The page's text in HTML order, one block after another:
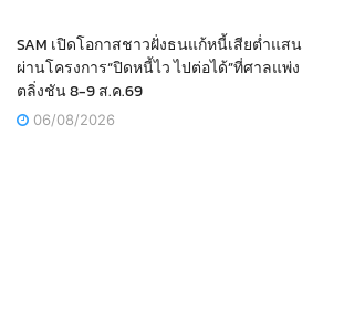
SAM เปิดโอกาสชาวฝั่งธนแก้หนี้เสียต่ำแสน
ผ่านโครงการ“ปิดหนี้ไว ไปต่อได้”ที่ศาลแพ่ง
ตลิ่งชัน 8-9 ส.ค.69
06/08/2026